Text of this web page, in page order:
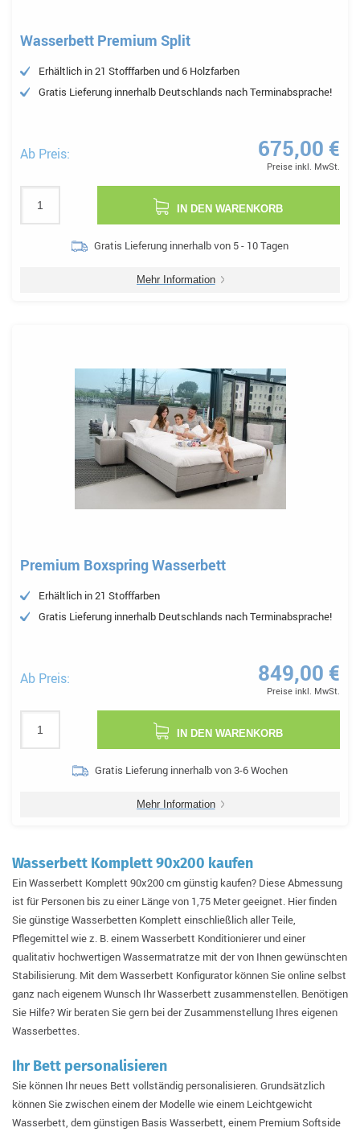
Wasserbett Premium Split
Erhältlich in 21 Stofffarben und 6 Holzfarben
Gratis Lieferung innerhalb Deutschlands nach Terminabsprache!
Ab Preis: 675,00 €
Preise inkl. MwSt.
IN DEN WARENKORB
Gratis Lieferung innerhalb von 5 - 10 Tagen
Mehr Information
Premium Boxspring Wasserbett
Erhältlich in 21 Stofffarben
Gratis Lieferung innerhalb Deutschlands nach Terminabsprache!
Ab Preis: 849,00 €
Preise inkl. MwSt.
IN DEN WARENKORB
Gratis Lieferung innerhalb von 3-6 Wochen
Mehr Information
Wasserbett Komplett 90x200 kaufen
Ein Wasserbett Komplett 90x200 cm günstig kaufen? Diese Abmessung
ist für Personen bis zu einer Länge von 1,75 Meter geeignet. Hier finden
Sie günstige Wasserbetten Komplett einschließlich aller Teile,
Pflegemittel wie z. B. einem Wasserbett Konditionierer und einer
qualitativ hochwertigen Wassermatratze mit der von Ihnen gewünschten
Stabilisierung. Mit dem Wasserbett Konfigurator können Sie online selbst
ganz nach eigenem Wunsch Ihr Wasserbett zusammenstellen. Benötigen
Sie Hilfe? Wir beraten Sie gern bei der Zusammenstellung Ihres eigenen
Wasserbettes.
Ihr Bett personalisieren
Sie können Ihr neues Bett vollständig personalisieren. Grundsätzlich
können Sie zwischen einem der Modelle wie einem Leichtgewicht
Wasserbett, dem günstigen Basis Wasserbett, einem Premium Softside